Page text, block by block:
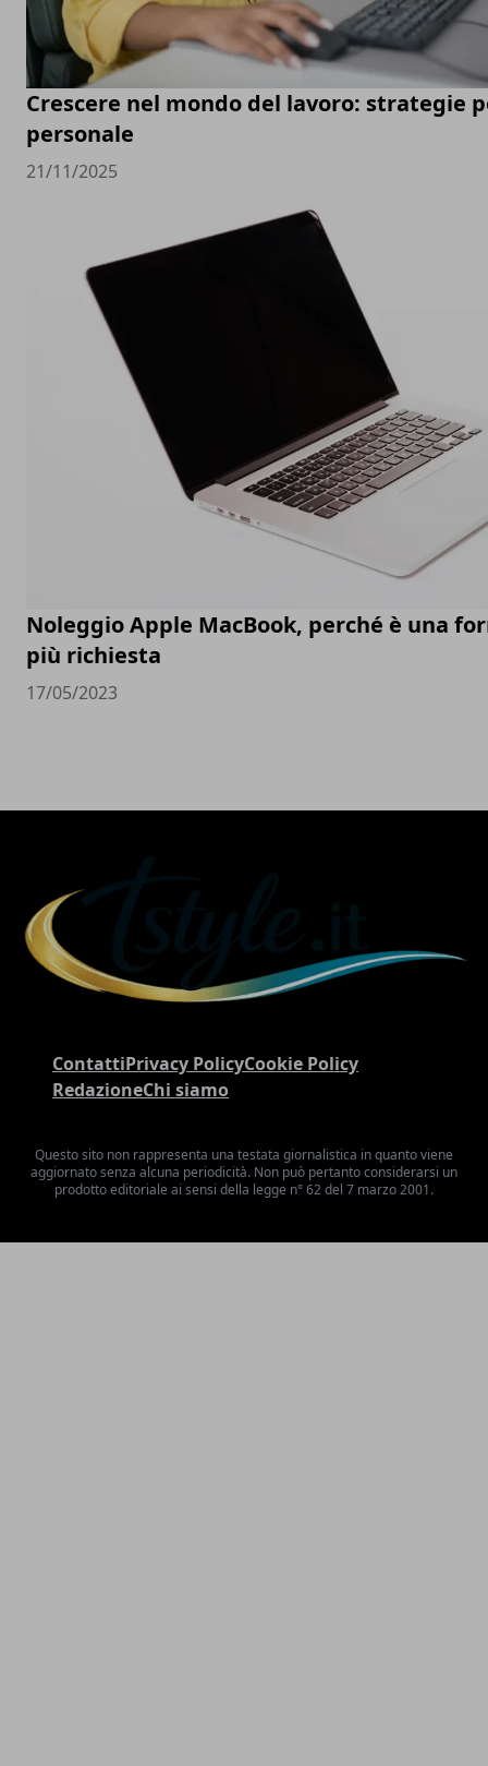
Crescere nel mondo del lavoro: strategie
personale
21/11/2025
Noleggio Apple MacBook, perché è una
più richiesta
17/05/2023
ContattiPrivacy PolicyCookie Policy
RedazioneChi siamo
Questo sito non rappresenta una testata giornalistica in quanto viene
aggiornato senza alcuna periodicità. Non può pertanto considerarsi un
prodotto editoriale ai sensi della legge n° 62 del 7 marzo 2001.